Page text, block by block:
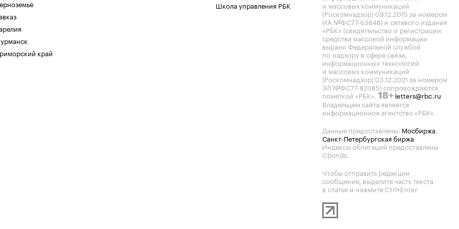
край
Школа управления РБК
и массовых коммуникаций
(Роскомнадзор) 09.12.2015 за номером
ИА №ФС77-63848) и сетевого издания
«РБК» (свидетельство о регистрации
средства массовой информации
выдано Федеральной службой
по надзору в сфере связи,
информационных технологий
и массовых коммуникаций
(Роскомнадзор) 03.12.2021 за номером
ЭЛ №ФС77-82385) сопровождаются
пометкой «РБК». 18+ letters@rbc.ru
Владельцем сайта является
информационное агентство «РБК».
Данные предоставлены: Мосбиржа,
Санкт-Петербургская биржа.
Индексы облигаций предоставлены
Cbonds.
Чтобы отправить редакции
сообщение, выделите часть текста
в статье и нажмите Ctrl+Enter